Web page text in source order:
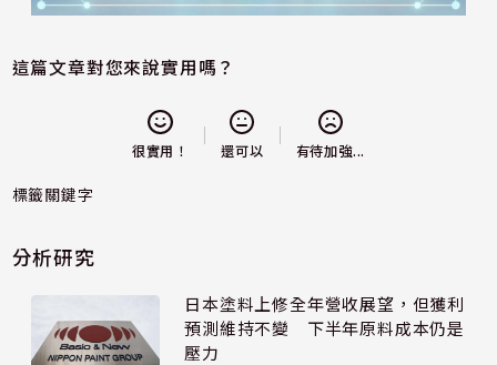
這篇文章對您來說實用嗎？
很實用！ 還可以 有待加強...
標籤關鍵字
分析研究
日本塗料上修全年營收展望，但獲利
預測維持不變 下半年原料成本仍是
壓力